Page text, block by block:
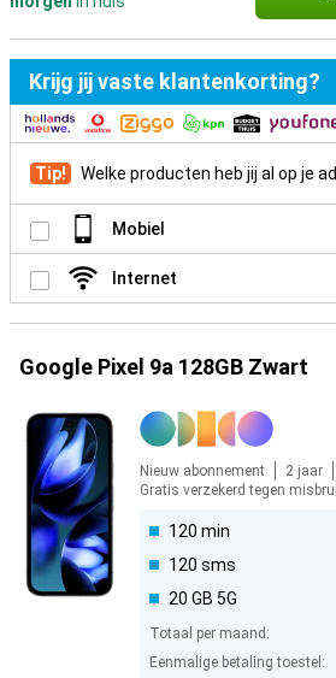
Krijg jij vaste klantenkorting?
Tip! Welke producten heb jij al op je
Mobiel
Internet
Google Pixel 9a 128GB Zwart
Nieuw abonnement
2 jaar
Gratis verzekerd tegen
120 min
120 sms
20 GB 5G
Totaal per maand:
Eenmalige betaling toestel: